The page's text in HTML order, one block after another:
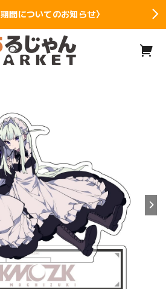
間についてのお知らせ〉